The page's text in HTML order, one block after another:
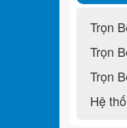
Trọn
Trọn
Trọn
Hệ